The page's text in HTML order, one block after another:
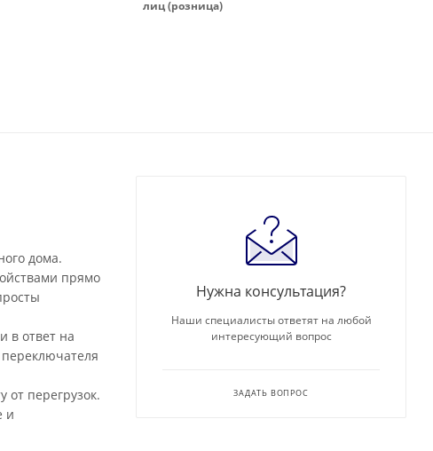
лиц (розница)
дома.
прямо
в ответ на
от перегрузок.
и
Нужна консультация?
Наши специалисты ответят на любой
интересующий вопрос
ЗАДАТЬ ВОПРОС